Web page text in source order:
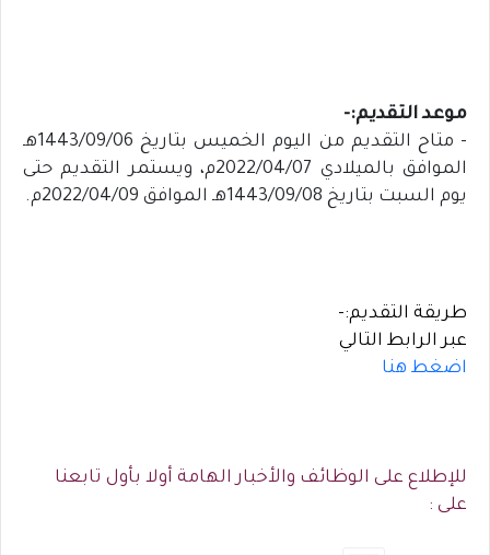
موعد التقديم:-
- متاح التقديم من اليوم الخميس بتاريخ 1443/09/06هـ
الموافق بالميلادي 2022/04/07م، ويستمر التقديم حتى
يوم السبت بتاريخ 1443/09/08هـ الموافق 2022/04/09م.
طريقة التقديم:-
عبر الرابط التالي
اضغط هنا
للإطلاع على الوظائف والأخبار الهامة أولا بأول تابعنا
على :